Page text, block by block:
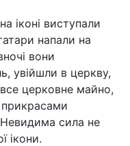
іконі виступали
напали на
вони
увійшли в церкву,
церковне майно,
прикрасами
сила не
ікони.